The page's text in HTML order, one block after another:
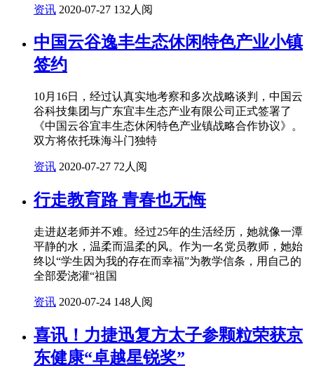
资讯 2020-07-27 132人阅
中国云谷逸丰生态休闲特色产业小镇
签约
10月16日，经过认真实地考察和多次战略谈判，中国云
谷科技集团与广东宜丰生态产业有限公司正式签署了
《中国云谷宜丰生态休闲特色产业镇战略合作协议》。
双方将依托珠海斗门独特
资讯 2020-07-27 72人阅
行走教育路 青春也无悔
走进赵老师并不难。经过25年的生活经历，她就像一潭
平静的水，温柔而温柔的风。作为一名党员教师，她始
终以“学生因为我的存在而幸福”为教学信条，用自己的
全部爱浇灌“祖国
资讯 2020-07-24 148人阅
喜讯！力捷迅复方太子参颗粒荣获京
东健康“卓越星锐奖”